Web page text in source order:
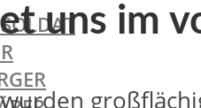
uns im